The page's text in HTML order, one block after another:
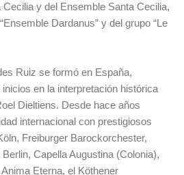
y del Ensemble Santa Cecilia,
Dardanus” y del grupo “Le
Ruiz se formó en España,
en la interpretación histórica
Dieltiens. Desde hace años
internacional con prestigiosos
Freiburger Barockorchester,
Capella Augustina (Colonia),
Eterna, el Köthener